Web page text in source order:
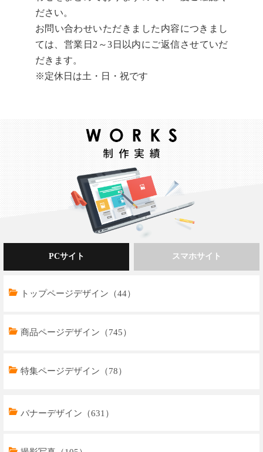
ださい。
お問い合わせいただきました内容につきまし
ては、営業日2～3日以内にご返信させていだ
だきます。
※定休日は土・日・祝です
PCサイト
トップページデザイン（44）
商品ページデザイン（745）
特集ページデザイン（78）
スマホサイト
トップページデザイン（32）
バナーデザイン（631）